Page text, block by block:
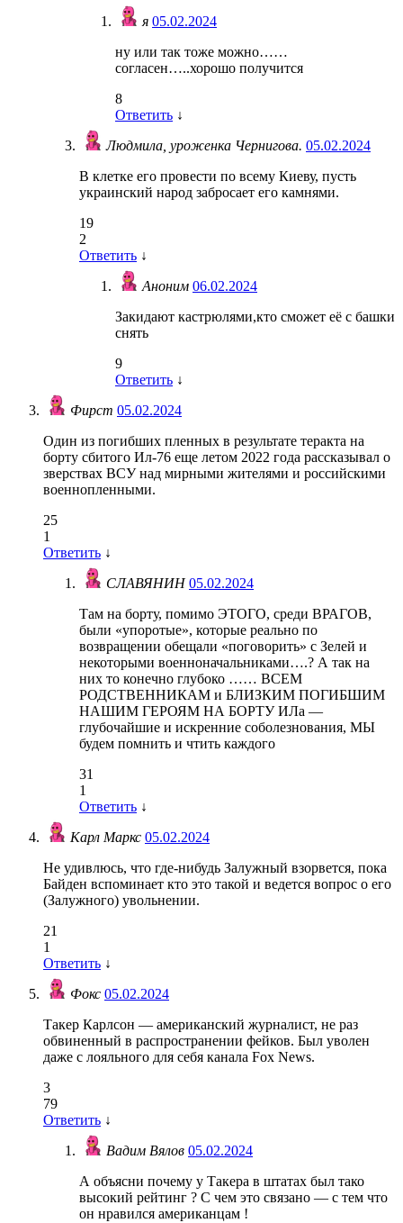
я 05.02.2024
ну или так тоже можно……
согласен…..хорошо получится
8
Ответить ↓
Людмила, уроженка Чернигова. 05.02.2024
В клетке его провести по всему Киеву, пусть
украинский народ забросает его камнями.
19
2
Ответить ↓
Аноним 06.02.2024
Закидают кастрюлями,кто сможет еë с башки
снять
9
Ответить ↓
Фирст 05.02.2024
Один из погибших пленных в результате теракта на
борту сбитого Ил-76 еще летом 2022 года рассказывал о
зверствах ВСУ над мирными жителями и российскими
военнопленными.
25
1
Ответить ↓
СЛАВЯНИН05.02.2024
Там на борту, помимо ЭТОГО, среди ВРАГОВ,
были «упоротые», которые реально по
возвращении обещали «поговорить» с Зелей и
некоторыми военноначальниками….? А так на
них то конечно глубоко …… ВСЕМ
РОДСТВЕННИКАМ и БЛИЗКИМ ПОГИБШИМ
НАШИМ ГЕРОЯМ НА БОРТУ ИЛа —
глубочайшие и искренние соболезнования, МЫ
будем помнить и чтить каждого
31
1
Ответить ↓
Карл Маркс 05.02.2024
Не удивлюсь, что где-нибудь Залужный взорвется, пока
Байден вспоминает кто это такой и ведется вопрос о его
(Залужного) увольнении.
21
1
Ответить ↓
Фокс 05.02.2024
​Такер Карлсон — американский журналист, не раз
обвиненный в распространении фейков. Был уволен
даже с лояльного для себя канала Fox News.
3
79
Ответить ↓
Вадим Вялов 05.02.2024
А объясни почему у Такера в штатах был тако
высокий рейтинг ? С чем это связано — с тем что
он нравился американцам !